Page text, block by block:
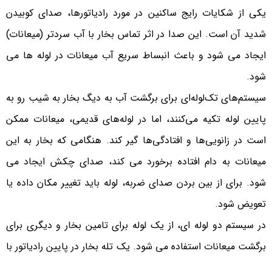
یکی از شکایات رایج ساکنین در مورد رادیاتورها، صدای کوبیدن
شدید آن است. این صدا در اثر تماس بخار با آب سردتر (میعانات)
ایجاد می شود و باعث انبساط سریع آب میعانات در لوله ها می
شود.
سیستم‌های تک‌لوله‌ای برای برگشت آب به دیگ بخار به شیب رو به
پایین لوله تکیه می‌کنند، اما در لوله‌های قدیمی، میعانات ممکن
است در زانویی‌ها و افتادگی‌ها گیر کند. هنگامی که بخار به این
میعانات به دام افتاده برخورد می کند، صدای چکش ایجاد می
شود. برای از بین بردن صدای ضربه، لوله باید تغییر مکان داده یا
تعویض شود.
در سیستم دو لوله ای، از یک لوله برای تامین بخار و دیگری برای
برگشت میعانات استفاده می شود. یک تله بخار در پایین رادیاتور با